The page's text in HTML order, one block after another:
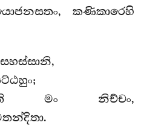
කණිකාරෙහි
මං නිච්චං,